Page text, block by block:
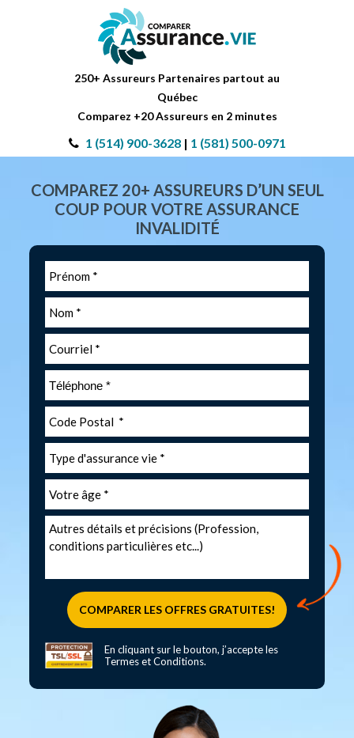
250+ Assureurs Partenaires partout au
Québec
Comparez +20 Assureurs en 2 minutes
1 (514) 900-3628| 1 (581) 500-0971
COMPAREZ 20+ ASSUREURS D’UN SEUL
COUP POUR VOTRE ASSURANCE
INVALIDITÉ
En cliquant sur le bouton, j’accepte les
Termes et Conditions.